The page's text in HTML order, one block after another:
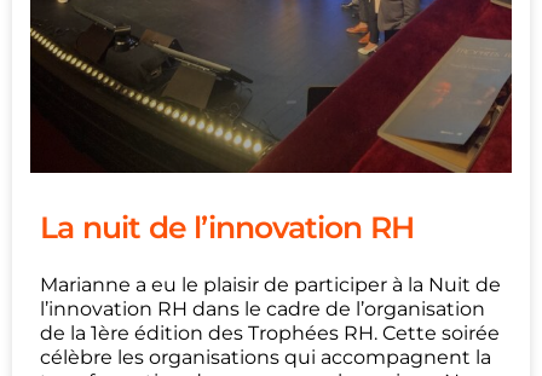
La nuit de l’innovation RH
Marianne a eu le plaisir de participer à la Nuit de
l’innovation RH dans le cadre de l’organisation
de la 1ère édition des Trophées RH. Cette soirée
célèbre les organisations qui accompagnent la